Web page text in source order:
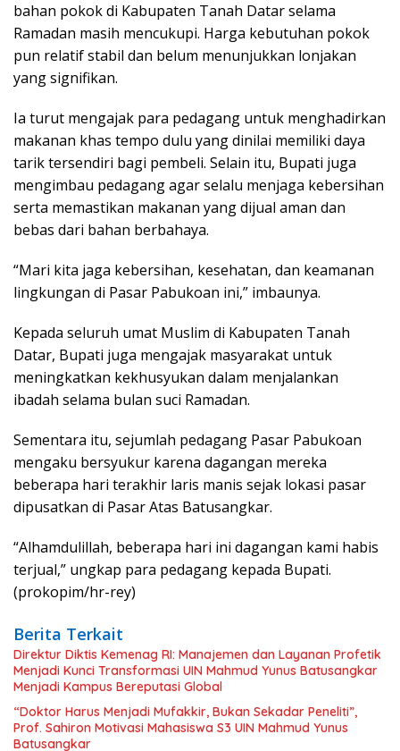
bahan pokok di Kabupaten Tanah Datar selama
Ramadan masih mencukupi. Harga kebutuhan pokok
pun relatif stabil dan belum menunjukkan lonjakan
yang signifikan.
Ia turut mengajak para pedagang untuk menghadirkan
makanan khas tempo dulu yang dinilai memiliki daya
tarik tersendiri bagi pembeli. Selain itu, Bupati juga
mengimbau pedagang agar selalu menjaga kebersihan
serta memastikan makanan yang dijual aman dan
bebas dari bahan berbahaya.
“Mari kita jaga kebersihan, kesehatan, dan keamanan
lingkungan di Pasar Pabukoan ini,” imbaunya.
Kepada seluruh umat Muslim di Kabupaten Tanah
Datar, Bupati juga mengajak masyarakat untuk
meningkatkan kekhusyukan dalam menjalankan
ibadah selama bulan suci Ramadan.
Sementara itu, sejumlah pedagang Pasar Pabukoan
mengaku bersyukur karena dagangan mereka
beberapa hari terakhir laris manis sejak lokasi pasar
dipusatkan di Pasar Atas Batusangkar.
“Alhamdulillah, beberapa hari ini dagangan kami habis
terjual,” ungkap para pedagang kepada Bupati.
(prokopim/hr-rey)
Berita Terkait
Direktur Diktis Kemenag RI: Manajemen dan Layanan Profetik
Menjadi Kunci Transformasi UIN Mahmud Yunus Batusangkar
Menjadi Kampus Bereputasi Global
“Doktor Harus Menjadi Mufakkir, Bukan Sekadar Peneliti”,
Prof. Sahiron Motivasi Mahasiswa S3 UIN Mahmud Yunus
Batusangkar